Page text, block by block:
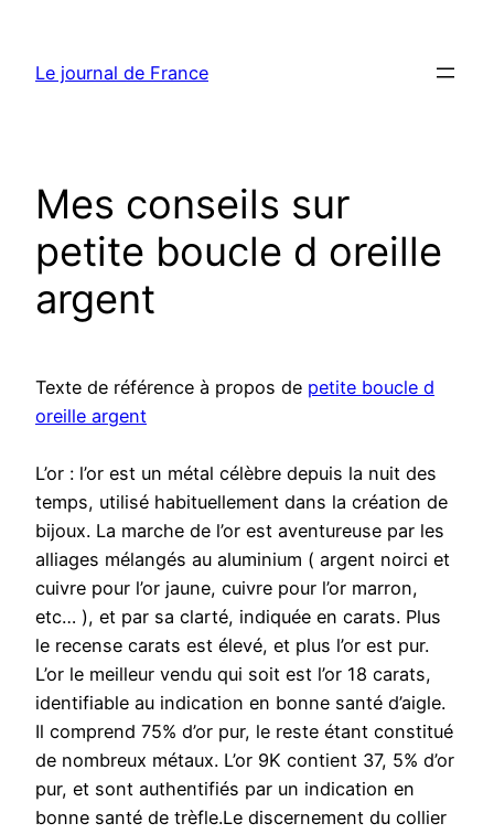
contenu
Le journal de France
Mes conseils sur
petite boucle d oreille
argent
Texte de référence à propos de petite boucle d
oreille argent
L’or : l’or est un métal célèbre depuis la nuit des
temps, utilisé habituellement dans la création de
bijoux. La marche de l’or est aventureuse par les
alliages mélangés au aluminium ( argent noirci et
cuivre pour l’or jaune, cuivre pour l’or marron,
etc… ), et par sa clarté, indiquée en carats. Plus
le recense carats est élevé, et plus l’or est pur.
L’or le meilleur vendu qui soit est l’or 18 carats,
identifiable au indication en bonne santé d’aigle.
Il comprend 75% d’or pur, le reste étant constitué
de nombreux métaux. L’or 9K contient 37, 5% d’or
pur, et sont authentifiés par un indication en
bonne santé de trèfle.Le discernement du collier